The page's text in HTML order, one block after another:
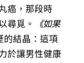
癌，那段時
尋覓。
《如果
的結晶：這項
於讓男性健康